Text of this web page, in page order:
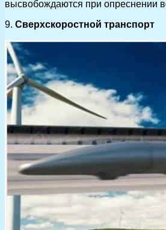
высвобождаются при опреснении
9. Сверхскоростной транспорт